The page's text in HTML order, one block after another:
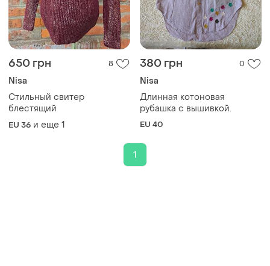
650 грн 8
Nisa
Стильный свитер
блестящий
EU 36 и еще 1
380 грн 0
Nisa
Длинная котоновая
рубашка с вышивкой.
EU 40
1